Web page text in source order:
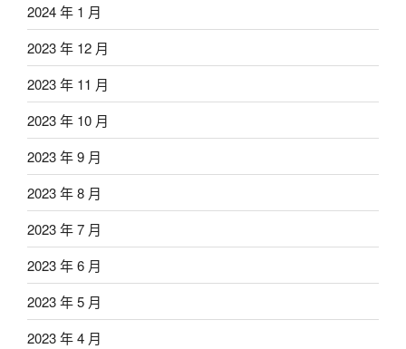
2024 年 1 月
2023 年 12 月
2023 年 11 月
2023 年 10 月
2023 年 9 月
2023 年 8 月
2023 年 7 月
2023 年 6 月
2023 年 5 月
2023 年 4 月